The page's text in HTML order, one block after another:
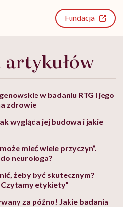
Fundacja
w badaniu RTG i jego
zdrowie
wygląda jej budowa i jakie
mieć wiele przyczyn”.
neurologa?
żeby być skutecznym?
etykiety”
za późno! Jakie badania